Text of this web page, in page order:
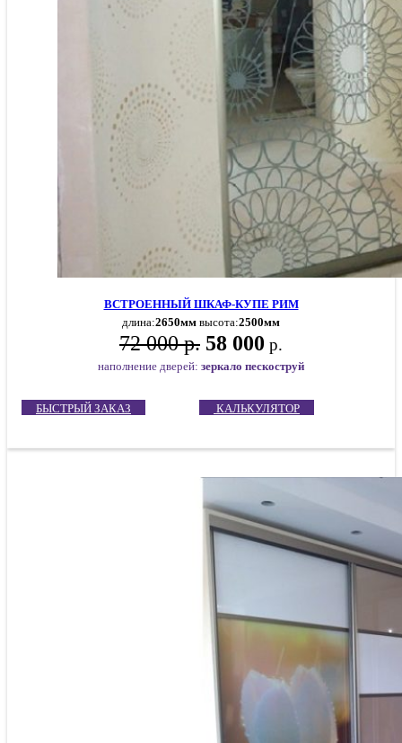
ВСТРОЕННЫЙ ШКАФ-КУПЕ РИМ
длина:2650мм высота:2500мм
72 000 р. 58 000 р.
наполнение дверей: зеркало пескоструй
БЫСТРЫЙ ЗАКАЗ КАЛЬКУЛЯТОР